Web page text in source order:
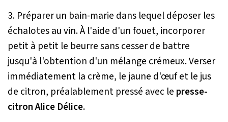
3. Préparer un bain-marie dans lequel déposer les
échalotes au vin. À l'aide d'un fouet, incorporer
petit à petit le beurre sans cesser de battre
jusqu'à l'obtention d'un mélange crémeux. Verser
immédiatement la crème, le jaune d'œuf et le jus
de citron, préalablement pressé avec le presse-
citron Alice Délice.